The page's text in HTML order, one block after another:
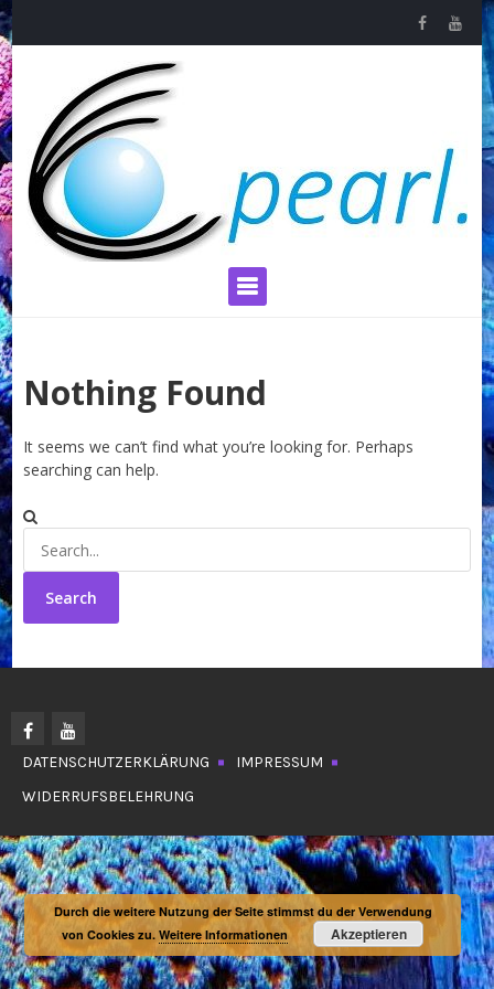
Skip
to
content
Nothing Found
It seems we can’t find what you’re looking for. Perhaps
searching can help.
for:
DATENSCHUTZERKLÄRUNG
IMPRESSUM
WIDERRUFSBELEHRUNG
Durch die weitere Nutzung der Seite stimmst du der Verwendung
von Cookies zu.Weitere Informationen Akzeptieren